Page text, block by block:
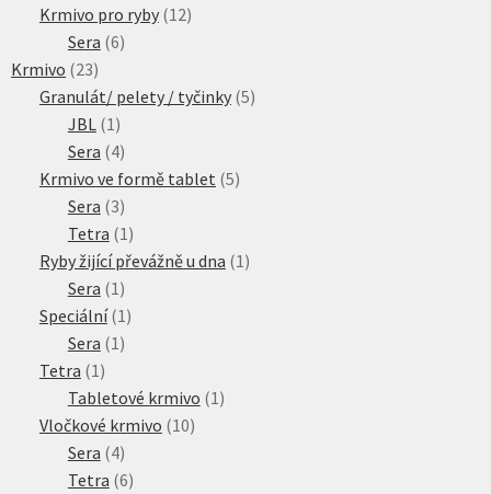
produktů
Krmivo pro ryby 1212
Sera 66
Krmivo 2323
produktů
Granulát/ pelety / tyčinky 55
JBL 11
produkt
Sera 44
produkty
Krmivo ve formě tablet 55
Sera 33
produkty
Tetra 11
produkt
Ryby žijící převážně u dna 11
Sera 11
produkt
Speciální 11
Sera 11
Tetra 11
produkt
Tabletové krmivo 11
Vločkové krmivo 1010
Sera 44
produkty
Tetra 66